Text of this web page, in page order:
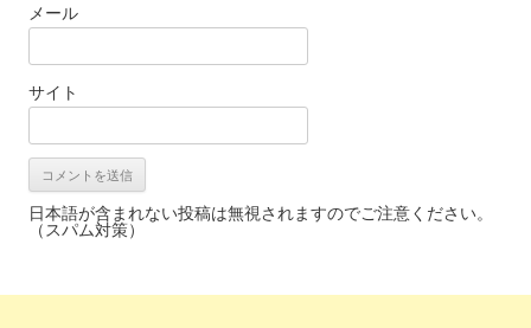
メール
サイト
日本語が含まれない投稿は無視されますのでご注意ください。
（スパム対策）